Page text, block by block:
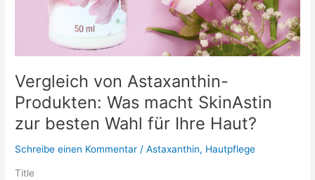
Vergleich von Astaxanthin-
Produkten: Was macht SkinAstin
zur besten Wahl für Ihre Haut?
Schreibe einen Kommentar /Astaxanthin, Hautpflege
Title